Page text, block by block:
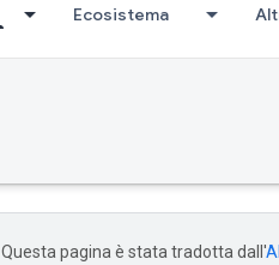
Ecosistema
Questa pagina è stata tradotta dall'